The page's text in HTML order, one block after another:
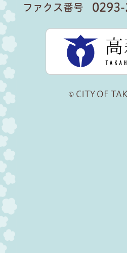
ファクス番号
© CITY OF